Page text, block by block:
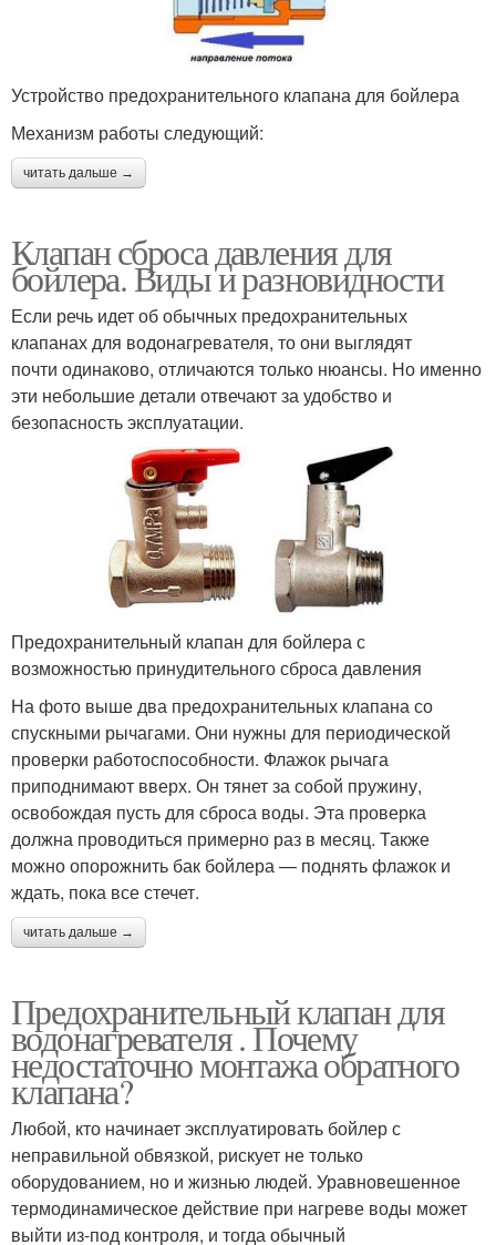
Устройство предохранительного клапана для бойлера
Механизм работы следующий:
читать дальше →
Клапан сброса давления для
бойлера. Виды и разновидности
Если речь идет об обычных предохранительных
клапанах для водонагревателя, то они выглядят
почти одинаково, отличаются только нюансы. Но именно
эти небольшие детали отвечают за удобство и
безопасность эксплуатации.
Предохранительный клапан для бойлера с
возможностью принудительного сброса давления
На фото выше два предохранительных клапана со
спускными рычагами. Они нужны для периодической
проверки работоспособности. Флажок рычага
приподнимают вверх. Он тянет за собой пружину,
освобождая пусть для сброса воды. Эта проверка
должна проводиться примерно раз в месяц. Также
можно опорожнить бак бойлера — поднять флажок и
ждать, пока все стечет.
читать дальше →
Предохранительный клапан для
водонагревателя . Почему
недостаточно монтажа обратного
клапана?
Любой, кто начинает эксплуатировать бойлер с
неправильной обвязкой, рискует не только
оборудованием, но и жизнью людей. Уравновешенное
термодинамическое действие при нагреве воды может
выйти из-под контроля, и тогда обычный